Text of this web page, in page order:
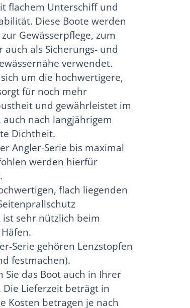
flachem Unterschiff und
Diese Boote werden
Gewässerpflege, zum
als Sicherungs- und
verwendet.
um die hochwertigere,
für noch mehr
und gewährleistet im
nach langjährigem
Dichtheit.
Angler-Serie bis maximal
werden hierfür
flach liegenden
sehr nützlich beim
Serie gehören Lenzstopfen
festmachen).
Sie das Boot auch in Ihrer
Lieferzeit beträgt in
Kosten betragen je nach